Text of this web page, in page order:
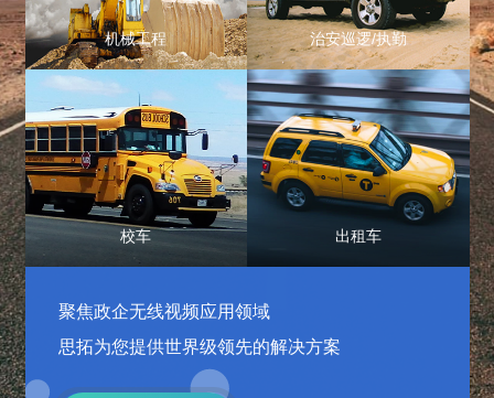
机械工程 治安巡逻/执勤
校车 出租车
聚焦政企无线视频应用领域
思拓为您提供世界级领先的解决方案